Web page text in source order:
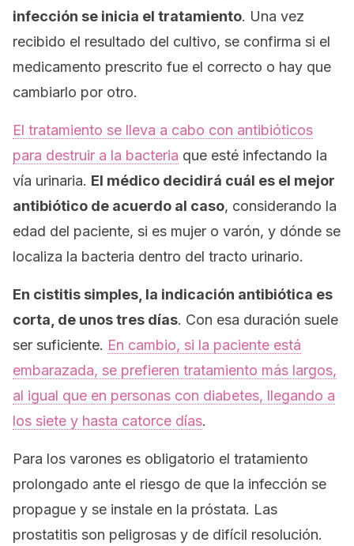
infección se inicia el tratamiento. Una vez
recibido el resultado del cultivo, se confirma si el
medicamento prescrito fue el correcto o hay que
cambiarlo por otro.
El tratamiento se lleva a cabo con antibióticos
para destruir a la bacteria que esté infectando la
vía urinaria. El médico decidirá cuál es el mejor
antibiótico de acuerdo al caso, considerando la
edad del paciente, si es mujer o varón, y dónde se
localiza la bacteria dentro del tracto urinario.
En cistitis simples, la indicación antibiótica es
corta, de unos tres días. Con esa duración suele
ser suficiente. En cambio, si la paciente está
embarazada, se prefieren tratamiento más largos,
al igual que en personas con diabetes, llegando a
los siete y hasta catorce días.
Para los varones es obligatorio el tratamiento
prolongado ante el riesgo de que la infección se
propague y se instale en la próstata. Las
prostatitis son peligrosas y de difícil resolución.